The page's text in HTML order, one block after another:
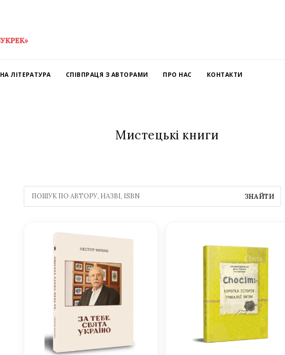
ЛІТЕРАТУРА СПІВПРАЦЯ З АВТОРАМИ ПРО НАС КОНТАКТИ
Мистецькі книги
ЗНАЙТИ